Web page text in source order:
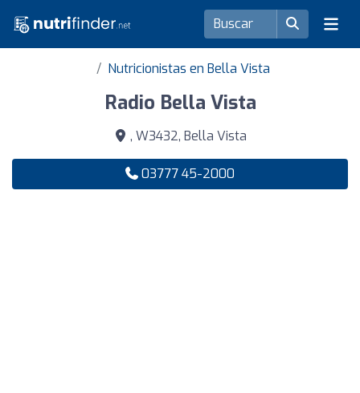
Nutricionistas en Bella Vista
Radio Bella Vista
, W3432, Bella Vista
03777 45-2000